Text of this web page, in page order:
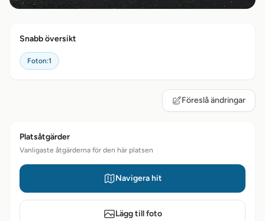
Snabb översikt
Foton:1
Föreslå ändringar
Platsåtgärder
Vanligaste åtgärderna för den här platsen
Navigera hit
Lägg till foto